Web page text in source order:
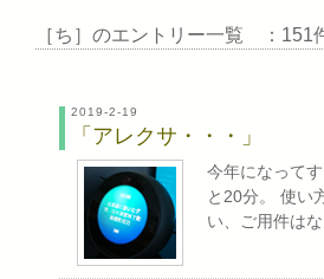
［ち］のエントリー一覧 ：151
2019-2-19
「アレクサ・・・」
今年になって
と20分。 使い
い、ご用件は